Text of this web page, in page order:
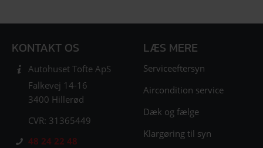
KONTAKT OS
Autohuset Tofte ApS
Falkevej 14-16
3400 Hillerød
CVR: 31365449
48 24 22 48
LÆS MERE
Serviceeftersyn
Aircondition service
Dæk og fælge
Klargøring til syn